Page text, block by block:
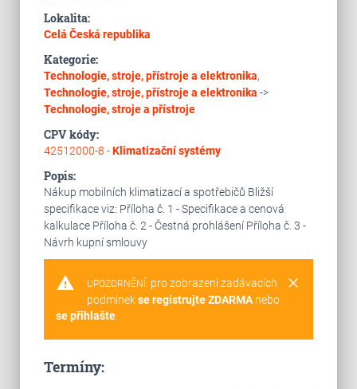
Lokalita:
Celá Česká republika
Kategorie:
Technologie, stroje, přístroje a elektronika,
Technologie, stroje, přístroje a elektronika ->
Technologie, stroje a přístroje
CPV kódy:
42512000-8 -Klimatizační systémy
Popis:
Nákup mobilních klimatizací a spotřebičů Bližší
specifikace viz: Příloha č. 1 - Specifikace a cenová
kalkulace Příloha č. 2 - Čestná prohlášení Příloha č. 3 -
Návrh kupní smlouvy
warning clear
UPOZORNĚNÍ: pro zobrazení zadávacích
podmínekse registrujte ZDARMAnebo
se přihlašte.
Termíny: